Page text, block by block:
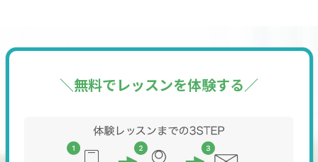
＼無料でレッスンを体験する／